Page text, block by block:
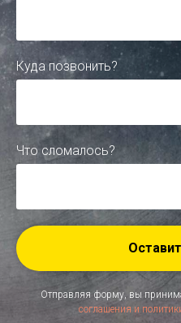
Куда позвонить?
Что сломалось?
Отправляя форму, вы
соглашения и